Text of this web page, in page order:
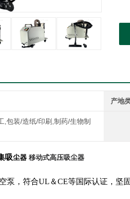
产地
,包装/造纸/印刷,制药/生物制
吸尘器 移动式高压吸尘器
泵，符合UL＆CE等国际认证，坚